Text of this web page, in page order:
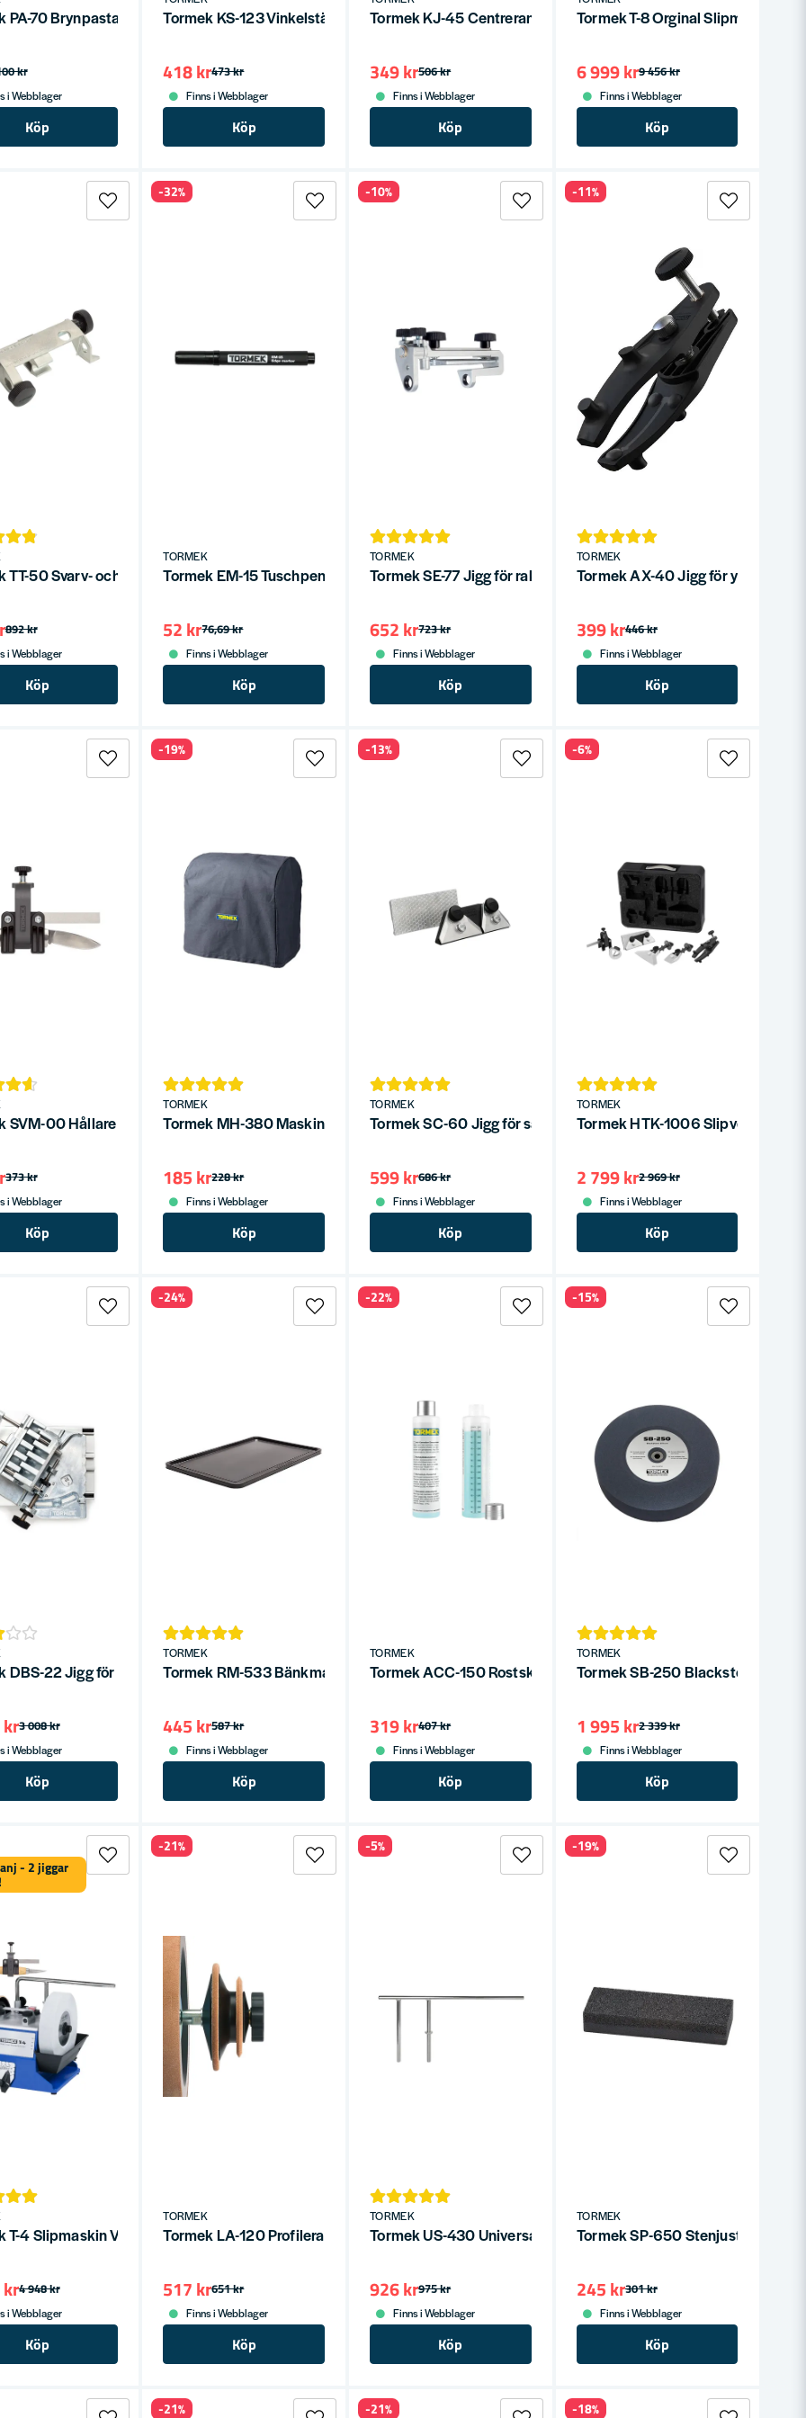
PA-70 Brynpasta
kr
i Webblager
Köp
Tormek KS-123 Vinkelställare för Knivar
473 kr
418 kr
Finns i Webblager
Köp
Tormek KJ-45 Centrerande knivjigg
506 kr
349 kr
Finns i Webblager
Köp
Tormek T-8 Orginal Slipmaskin /
9 456 kr
6 999 kr
Finns i Webblager
Köp
TT-50 Svarv- och skärpningsverktyg
892 kr
i Webblager
Köp
TORMEK
Tormek EM-15 Tuschpenna för eggen
76,69 kr
52 kr
Finns i Webblager
Köp
-32%
TORMEK
Tormek SE-77 Jigg för raka eggar
723 kr
652 kr
Finns i Webblager
Köp
-10%
TORMEK
Tormek AX-40 Jigg för yxor
446 kr
399 kr
Finns i Webblager
Köp
-11%
SVM-00 Hållare för små knivar
373 kr
i Webblager
Köp
TORMEK
Tormek MH-380 Maskinkåpa
228 kr
185 kr
Finns i Webblager
Köp
-19%
TORMEK
Tormek SC-60 Jigg för saxar
686 kr
599 kr
Finns i Webblager
Köp
-13%
TORMEK
Tormek HTK-1006
2 969 kr
2 799 kr
Finns i Webblager
Köp
-6%
DBS-22 Jigg för borrslipning
3 008 kr
i Webblager
Köp
TORMEK
Tormek RM-533 Bänkmatta 533x343mm
587 kr
445 kr
Finns i Webblager
Köp
-24%
TORMEK
Tormek ACC-150 Rostskyddskoncentrat 2-pack
407 kr
319 kr
Finns i Webblager
Köp
-22%
TORMEK
Tormek SB-250 Blackstone
2 339 kr
1 995 kr
Finns i Webblager
Köp
-15%
T-4 Slipmaskin Vårkampanj – Med 2 extra jiggar
4 948 kr
i Webblager
Köp
- 2 jiggar
TORMEK
Tormek LA-120 Profilerad läderbrynskiva
651 kr
517 kr
Finns i Webblager
Köp
-21%
TORMEK
Tormek US-430 Universalstöd Förlängt till Tormek T-8/T-7/T-4/T-3
975 kr
926 kr
Finns i Webblager
Köp
-5%
TORMEK
Tormek SP-650 Stenjusterare
301 kr
245 kr
Finns i Webblager
Köp
-19%
-21% -21% -18%